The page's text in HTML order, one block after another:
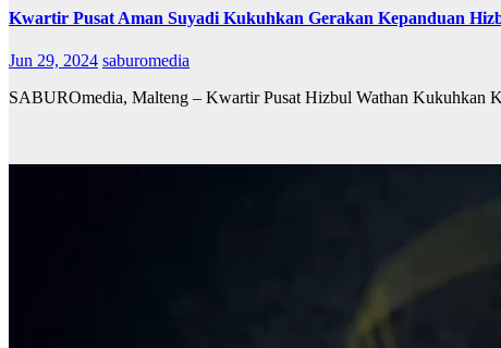
Kwartir Pusat Aman Suyadi Kukuhkan Gerakan Kepanduan
Jun 29, 2024 saburomedia
SABUROmedia, Malteng – Kwartir Pusat Hizbul Wathan Kukuhkan